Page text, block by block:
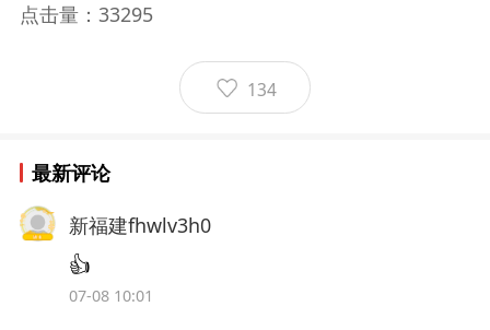
点击量：33295
134
最新评论
新福建fhwlv3h0
👍
07-08 10:01